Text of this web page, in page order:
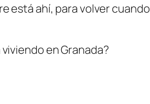
está ahí, para volver
en Granada?